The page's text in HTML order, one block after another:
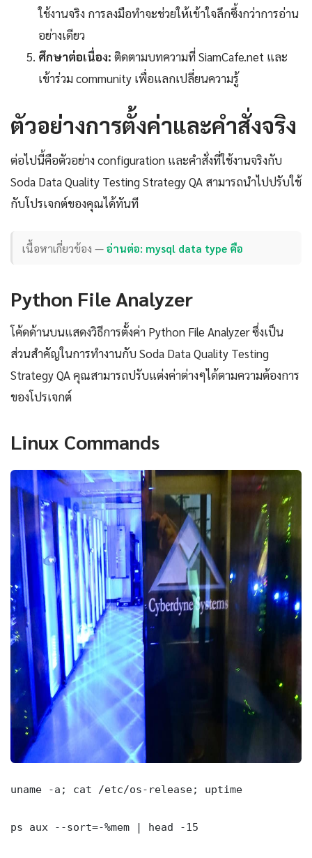
ใช้งานจริง การลงมือทำจะช่วยให้เข้าใจลึกซึ้งกว่าการอ่าน
อย่างเดียว
ศึกษาต่อเนื่อง: ติดตามบทความที่ SiamCafe.net และ
เข้าร่วม community เพื่อแลกเปลี่ยนความรู้
ตัวอย่างการตั้งค่าและคำสั่งจริง
ต่อไปนี้คือตัวอย่าง configuration และคำสั่งที่ใช้งานจริงกับ
Soda Data Quality Testing Strategy QA สามารถนำไปปรับใช้
กับโปรเจกต์ของคุณได้ทันที
เนื้อหาเกี่ยวข้อง —อ่านต่อ: mysql data type คือ
Python File Analyzer
โค้ดด้านบนแสดงวิธีการตั้งค่า Python File Analyzer ซึ่งเป็น
ส่วนสำคัญในการทำงานกับ Soda Data Quality Testing
Strategy QA คุณสามารถปรับแต่งค่าต่างๆได้ตามความต้องการ
ของโปรเจกต์
Linux Commands
uname -a; cat /etc/os-release; uptime
ps aux --sort=-%mem | head -15